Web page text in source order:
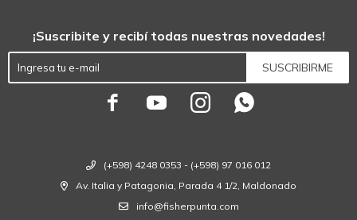
(+598) 4248 0353 - (+598) 97 016 012
Av. Italia y Patagonia, Parada 4 1/2, Maldonado
info@fisherpunta.com
¡Suscribite y recibí todas nuestras novedades!
SUSCRIBIRME
   